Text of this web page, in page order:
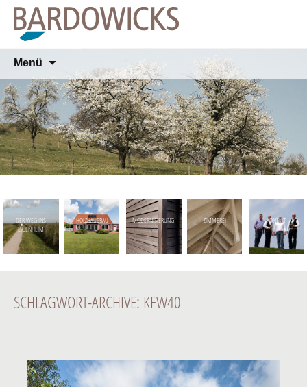
Menü
zum
Inhalt
DER WEG INS
EIGENHEIM
HOLZHAUSBAU MODERNISIERUNG ZIMMEREI KONTAKT
SCHLAGWORT-ARCHIVE: KFW40